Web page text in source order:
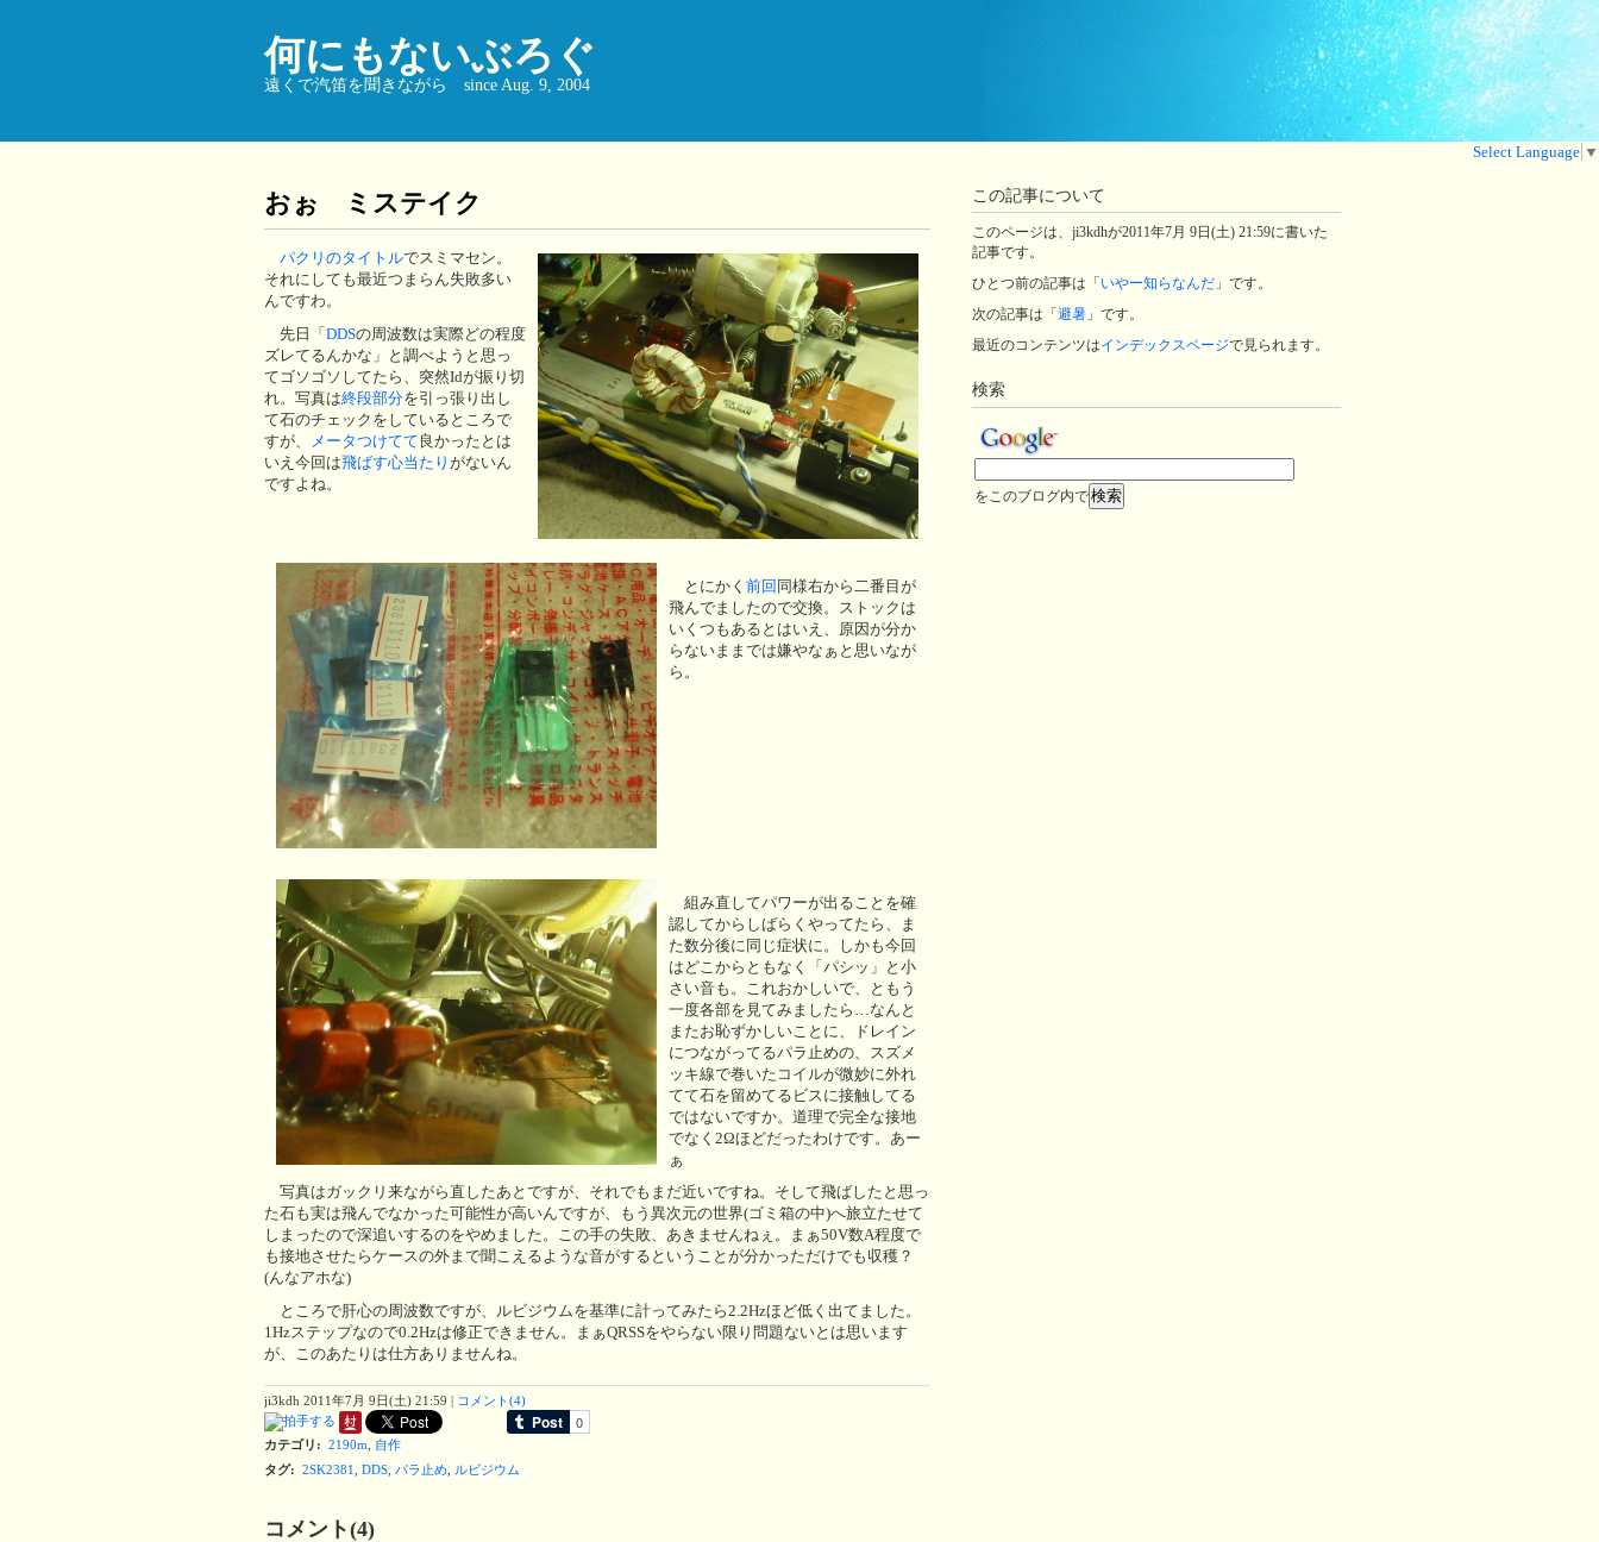
何にもないぶろぐ
遠くで汽笛を聞きながら since Aug. 9, 2004
Select Language ▼
おぉ ミステイク
パクリのタイトルでスミマセン。
それにしても最近つまらん失敗多い
んですわ。
先日「DDSの周波数は実際どの程度
ズレてるんかな」と調べようと思っ
てゴソゴソしてたら、突然Idが振り切
れ。写真は終段部分を引っ張り出し
て石のチェックをしているところで
すが、
メータつけてて 良かったとは
いえ今回は飛ばす心当たり がないん
ですよね。
とにかく 前回同様右から二番目が
飛んでましたので交換。ストックは
いくつもあるとはいえ、原因が分か
らないままでは嫌やなぁと思いなが
ら。
組み直してパワーが出ることを確
認してからしばらくやってたら、ま
た数分後に同じ症状に。しかも今回
はどこからともなく「パシッ」と小
さい音も。これおかしいで、ともう
一度各部を見てみましたら…なんと
またお恥ずかしいことに、ドレイン
につながってるパラ止めの、スズメ
ッキ線で巻いたコイルが微妙に外れ
てて石を留めてるビスに接触してる
ではないですか。道理で完全な接地
でなく2Ωほどだったわけです。あー
ぁ
写真はガックリ来ながら直したあとですが、それでもまだ近いですね。そして飛ばしたと思っ
た石も実は飛んでなかった可能性が高いんですが、もう異次元の世界(ゴミ箱の中)へ旅立たせて
しまったので深追いするのをやめました。この手の失敗、あきませんねぇ。まぁ50V数A程度で
も接地させたらケースの外まで聞こえるような音がするということが分かっただけでも収穫？
(んなアホな)
ところで肝心の周波数ですが、ルビジウムを基準に計ってみたら2.2Hzほど低く出てました。
1Hzステップなので0.2Hzは修正できません。まぁQRSSをやらない限り問題ないとは思います
が、このあたりは仕方ありませんね。
ji3kdh 2011年7月 9日(土) 21:59 | コメント(4)
カテゴリ : 2190m
自作
タグ: 2SK2381 DDS, パラ止め, ルビジウム
コメント(4)
この記事について
このページは、ji3kdhが2011年7月 9日(土) 21:59に書いた
記事です。
ひとつ前の記事は「 いやー知らなんだ 」です。
次の記事は「 避暑 」です。
最近のコンテンツはインデックスページで見られます。
検索
をこのブログ内で